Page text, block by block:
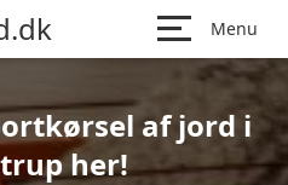
Menu
af jord i
her!